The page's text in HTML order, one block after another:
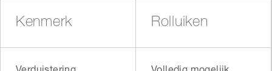
Kenmerk Rolluiken